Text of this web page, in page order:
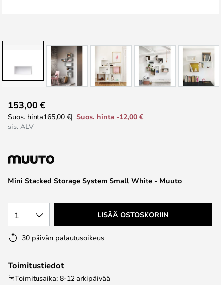
to
the
the
gallery
Mini Stacked Storage System Small White - Muuto
153,00 €
Suos. hinta165,00 €
Suos. hinta -12,00 €
sis. ALV
1 LISÄÄ OSTOSKORIIN
30 päivän palautusoikeus
Toimitustiedot
Toimitusaika: 8-12 arkipäivää